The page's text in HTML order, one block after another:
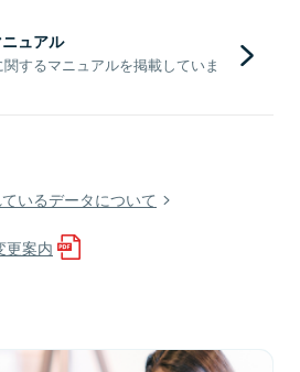
ュアル
するマニュアルを掲載していま
いるデータについて
更案内